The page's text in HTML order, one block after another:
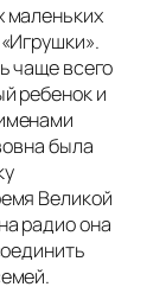
маленьких
чаще всего
ребенок и
была
Великой
радио она